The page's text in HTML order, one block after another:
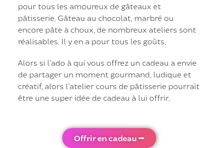
pour tous les amoureux de gâteaux et
pâtisserie. Gâteau au chocolat, marbré ou
encore pâte à choux, de nombreux ateliers sont
réalisables. Il y en a pour tous les goûts.
Alors si l’ado à qui vous offrez un cadeau a envie
de partager un moment gourmand, ludique et
créatif, alors l’atelier cours de pâtisserie pourrait
être une super idée de cadeau à lui offrir.
Offrir en cadeau ⭢